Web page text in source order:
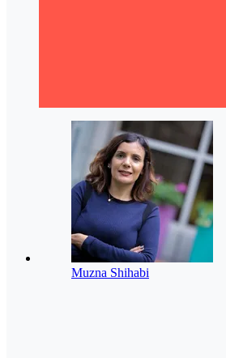
Muzna Shihabi